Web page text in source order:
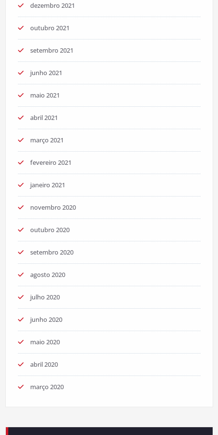
dezembro 2021
outubro 2021
setembro 2021
junho 2021
maio 2021
abril 2021
março 2021
fevereiro 2021
janeiro 2021
novembro 2020
outubro 2020
setembro 2020
agosto 2020
julho 2020
junho 2020
maio 2020
abril 2020
março 2020